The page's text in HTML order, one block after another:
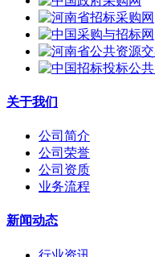
关于我们
公司简介
公司荣誉
公司资质
业务流程
新闻动态